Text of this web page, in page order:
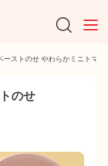
ストのせ やわらかミニトマト
のせ